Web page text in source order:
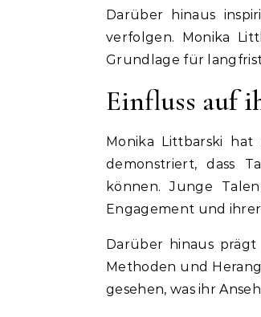
Darüber hinaus
verfolgen. Monika
Grundlage für
Einfluss auf
Monika Littbarski
demonstriert, dass
können. Junge
Engagement und
Darüber hinaus
Methoden und
gesehen, was ihr